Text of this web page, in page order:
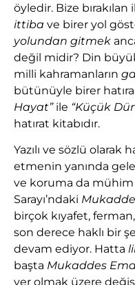
öyledir. Bize
ittiba ve birer yol
yolundan gitmek
değil midir? Din
milli kahramanların
bütünüyle birer
Hayat”ile “Küçük
hatırat kitabıdır.
Yazılı ve sözlü olarak
etmenin yanında
ve koruma da mühim
Sarayı’ndaki
birçok kıyafet,
son derece haklı bir
devam ediyor. Hatta
başta Mukaddes
yer olmak üzere